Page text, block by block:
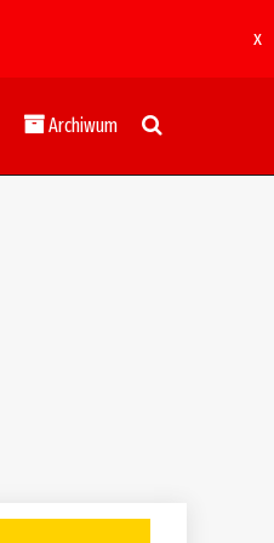
x
Archiwum